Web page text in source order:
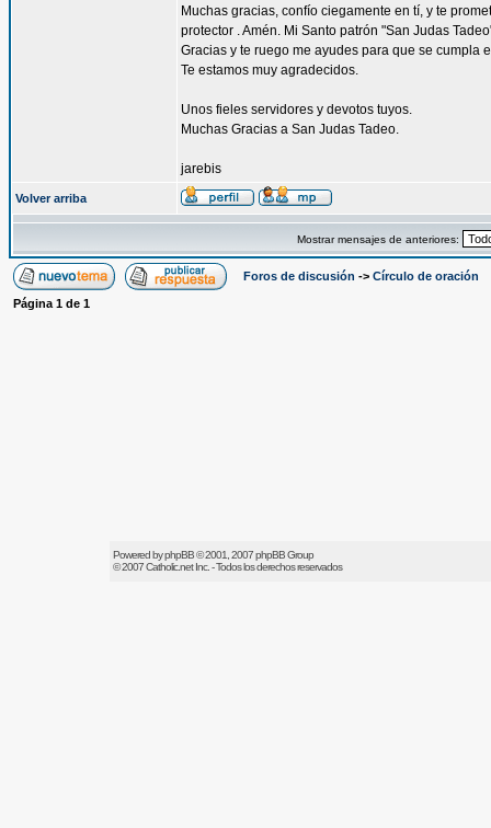
Muchas gracias, confío ciegamente en tí, y te
protector . Amén. Mi Santo patrón "San Judas
Gracias y te ruego me ayudes para que se cumpla
Te estamos muy agradecidos.
Unos fieles servidores y devotos tuyos.
Muchas Gracias a San Judas Tadeo.
jarebis
Volver arriba
Mostrar mensajes de anteriores:
Foros de discusión -> Círculo de oración
Página 1 de 1
Powered byphpBB© 2001, 2007 phpBB Group
© 2007Catholic.netInc. - Todos los derechos reservados